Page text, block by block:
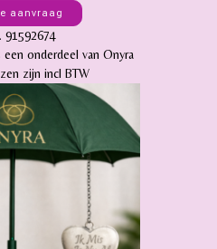
aanvraag
91592674
onderdeel van Onyra
zijn incl BTW